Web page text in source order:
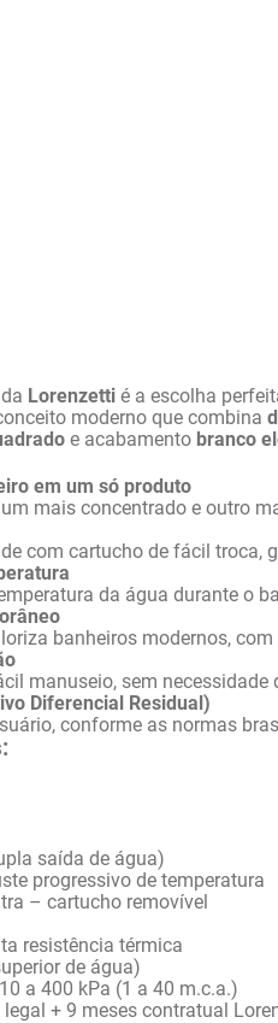
da Lorenzetti é a escolha
moderno que combina
e acabamento branco
em um só produto
mais concentrado e outro
com cartucho de fácil troca,
da água durante o
banheiros modernos,
manuseio, sem necessidade
Diferencial Residual)
conforme as normas
saída de água)
progressivo de temperatura
– cartucho removível
resistência térmica
de água)
10 a 400 kPa (1 a 40 m.c.a.)
legal + 9 meses contratual